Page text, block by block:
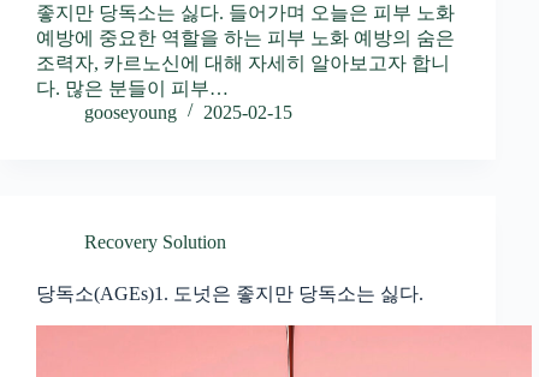
좋지만 당독소는 싫다. 들어가며 오늘은 피부 노화
예방에 중요한 역할을 하는 피부 노화 예방의 숨은
조력자, 카르노신에 대해 자세히 알아보고자 합니
다. 많은 분들이 피부…
gooseyoung
2025-02-15
Recovery Solution
당독소(AGEs)1. 도넛은 좋지만 당독소는 싫다.